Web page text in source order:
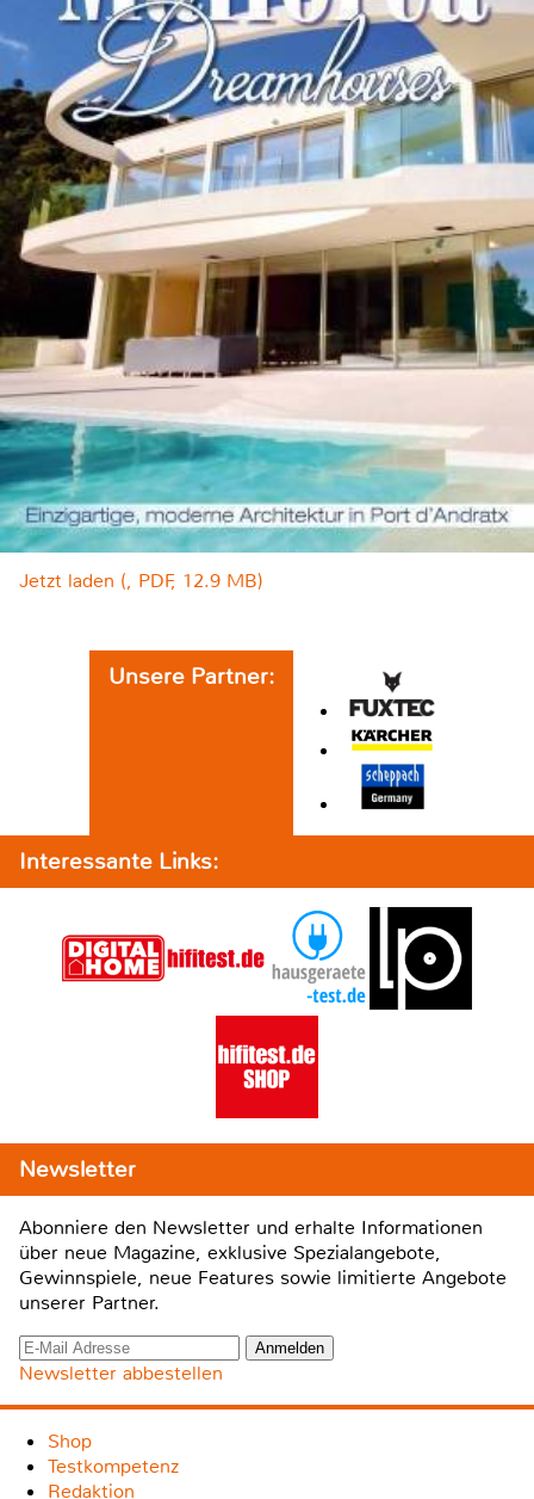
Jetzt laden (, PDF, 12.9 MB)
Unsere Partner:
Interessante Links:
Newsletter
Abonniere den Newsletter und erhalte Informationen
über neue Magazine, exklusive Spezialangebote,
Gewinnspiele, neue Features sowie limitierte Angebote
unserer Partner.
Newsletter abbestellen
Shop
Testkompetenz
Redaktion